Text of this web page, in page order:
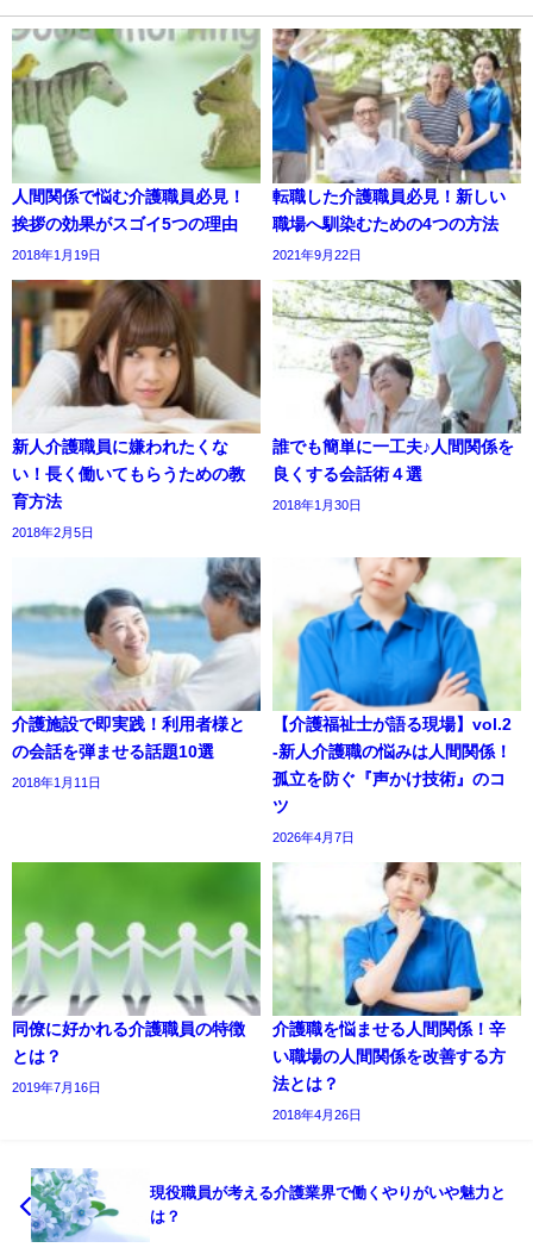
人間関係で悩む介護職員必見！
挨拶の効果がスゴイ5つの理由
2018年1月19日
転職した介護職員必見！新しい
職場へ馴染むための4つの方法
2021年9月22日
新人介護職員に嫌われたくな
い！長く働いてもらうための教
育方法
2018年2月5日
誰でも簡単に一工夫♪人間関係を
良くする会話術４選
2018年1月30日
介護施設で即実践！利用者様と
の会話を弾ませる話題10選
2018年1月11日
【介護福祉士が語る現場】vol.2
-新人介護職の悩みは人間関係！
孤立を防ぐ『声かけ技術』のコ
ツ
2026年4月7日
同僚に好かれる介護職員の特徴
とは？
2019年7月16日
介護職を悩ませる人間関係！辛
い職場の人間関係を改善する方
法とは？
2018年4月26日
現役職員が考える介護業界で働くやりがいや魅力と
は？